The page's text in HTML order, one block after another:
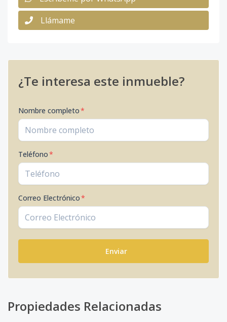
Llámame
¿Te interesa este inmueble?
Nombre completo*
Teléfono*
Correo Electrónico*
Enviar
Propiedades Relacionadas